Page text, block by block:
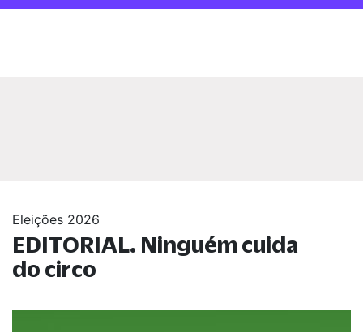
Eleições 2026
EDITORIAL. Ninguém cuida
do circo